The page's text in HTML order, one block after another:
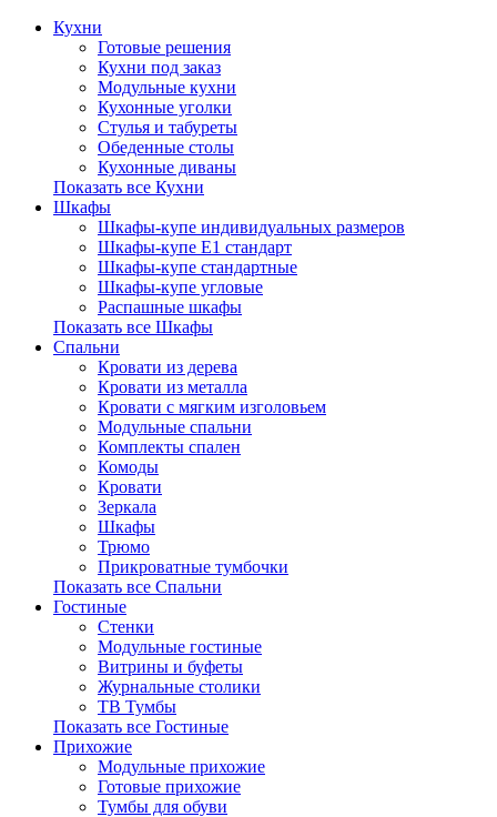
Кухни
Готовые решения
Кухни под заказ
Модульные кухни
Кухонные уголки
Стулья и табуреты
Обеденные столы
Кухонные диваны
Показать все Кухни
Шкафы
Шкафы-купе индивидуальных размеров
Шкафы-купе Е1 стандарт
Шкафы-купе стандартные
Шкафы-купе угловые
Распашные шкафы
Показать все Шкафы
Спальни
Кровати из дерева
Кровати из металла
Кровати с мягким изголовьем
Модульные спальни
Комплекты спален
Комоды
Кровати
Зеркала
Шкафы
Трюмо
Прикроватные тумбочки
Показать все Спальни
Гостиные
Стенки
Модульные гостиные
Витрины и буфеты
Журнальные столики
ТВ Тумбы
Показать все Гостиные
Прихожие
Модульные прихожие
Готовые прихожие
Тумбы для обуви